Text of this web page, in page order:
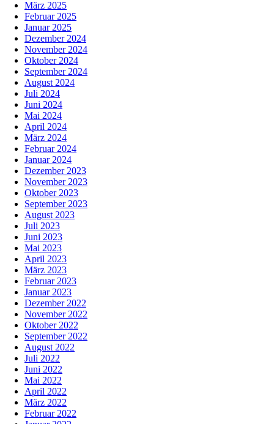
März 2025
Februar 2025
Januar 2025
Dezember 2024
November 2024
Oktober 2024
September 2024
August 2024
Juli 2024
Juni 2024
Mai 2024
April 2024
März 2024
Februar 2024
Januar 2024
Dezember 2023
November 2023
Oktober 2023
September 2023
August 2023
Juli 2023
Juni 2023
Mai 2023
April 2023
März 2023
Februar 2023
Januar 2023
Dezember 2022
November 2022
Oktober 2022
September 2022
August 2022
Juli 2022
Juni 2022
Mai 2022
April 2022
März 2022
Februar 2022